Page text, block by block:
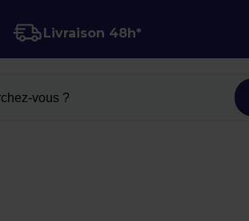
Livraison 48h*
vous ?